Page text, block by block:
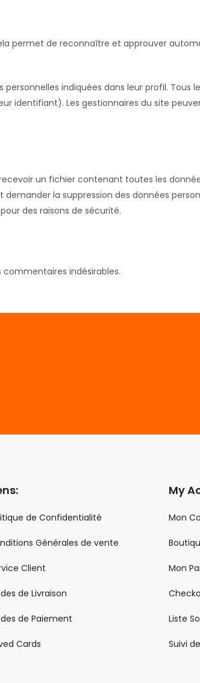
permet de reconnaître et approuver
indiquées dans leur profil. Tous
identifiant). Les gestionnaires du site
un fichier contenant toutes les
la suppression des données
des raisons de sécurité.
indésirables.
de Confidentialité
Générales de vente
Client
de Livraison
de Paiement
Cards
My
Mon
Mon
Liste
Suivi